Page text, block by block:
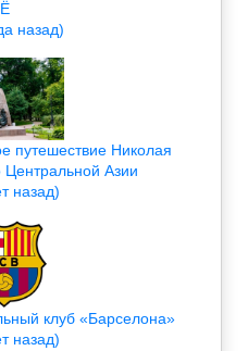
Ё
назад)
путешествие Николая
Центральной Азии
назад)
клуб «Барселона»
назад)